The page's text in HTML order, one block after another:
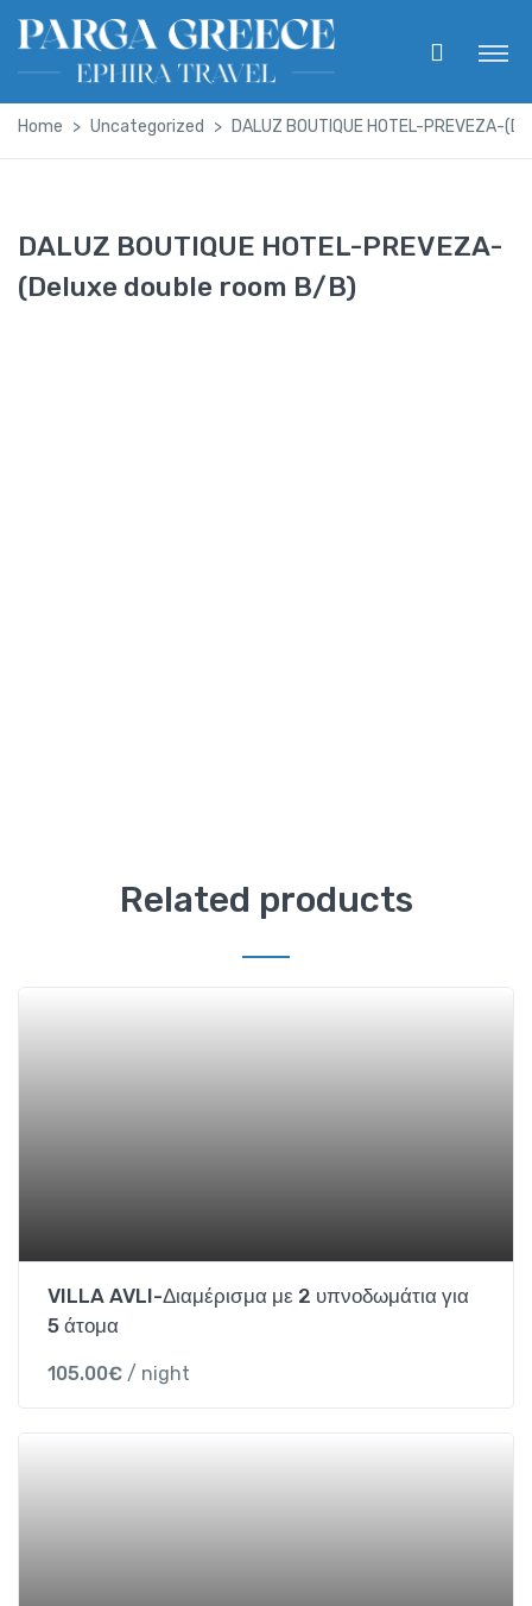
Home Uncategorized DALUZ BOUTIQUE HOTEL-PREVEZA-
DALUZ BOUTIQUE HOTEL-PREVEZA-
(Deluxe double room B/B)
Related products
VILLA AVLI-Διαμέρισμα με 2 υπνοδωμάτια για
5 άτομα
105.00€ / night